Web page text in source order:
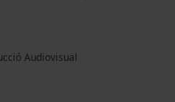
Audiovisual